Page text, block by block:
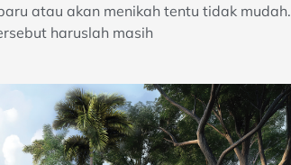
atau akan menikah tentu tidak mudah.
haruslah masih